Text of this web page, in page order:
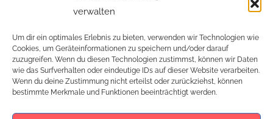
verwalten
Um dir ein optimales Erlebnis zu bieten, verwenden wir Technologien wie
Cookies, um Geräteinformationen zu speichern und/oder darauf
zuzugreifen. Wenn du diesen Technologien zustimmst, können wir Daten
wie das Surfverhalten oder eindeutige IDs auf dieser Website verarbeiten.
Wenn du deine Zustimmung nicht erteilst oder zurückziehst, können
bestimmte Merkmale und Funktionen beeinträchtigt werden.
meistens nicht dem, was die Mehrheit an
Merkmalen mitbringt, aber es ist das, was die
Mehrheit „glaubt“, was „normal“ sein sollte. In
Deutschland ist…